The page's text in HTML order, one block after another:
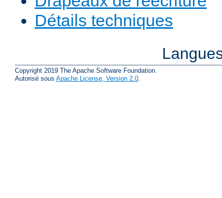
Détails techniques
Copyright 2019 The Apache Software Foundation.
Autorisé sous Apache License, Version 2.0